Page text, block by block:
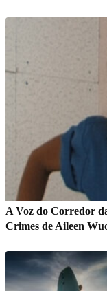
A Voz do Corredor
Crimes de Aileen